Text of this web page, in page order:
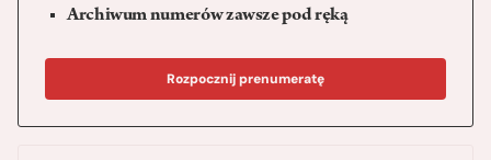
Archiwum numerów zawsze pod ręką
Rozpocznij prenumeratę